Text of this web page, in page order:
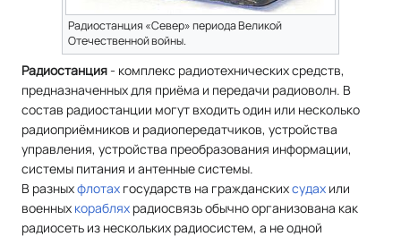
Радиостанция «Север» периода Великой
Отечественной войны.
Радиостанция- комплекс радиотехнических средств,
предназначенных для приёма и передачи радиоволн. В
состав радиостанции могут входить один или несколько
радиоприёмников и радиопередатчиков, устройства
управления, устройства преобразования информации,
системы питания и антенные системы.
В разныхфлотах государств на гражданскихсудах или
военных кораблях радиосвязь обычно организована как
радиосеть из нескольких радиосистем, а не одной